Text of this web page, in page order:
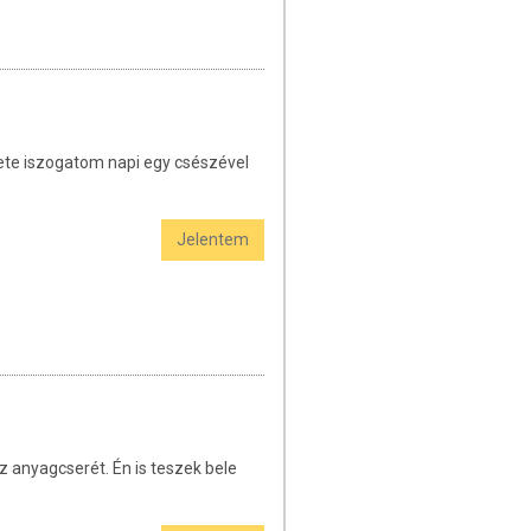
iszogatom napi egy csészével
Jelentem
anyagcserét. Én is teszek bele